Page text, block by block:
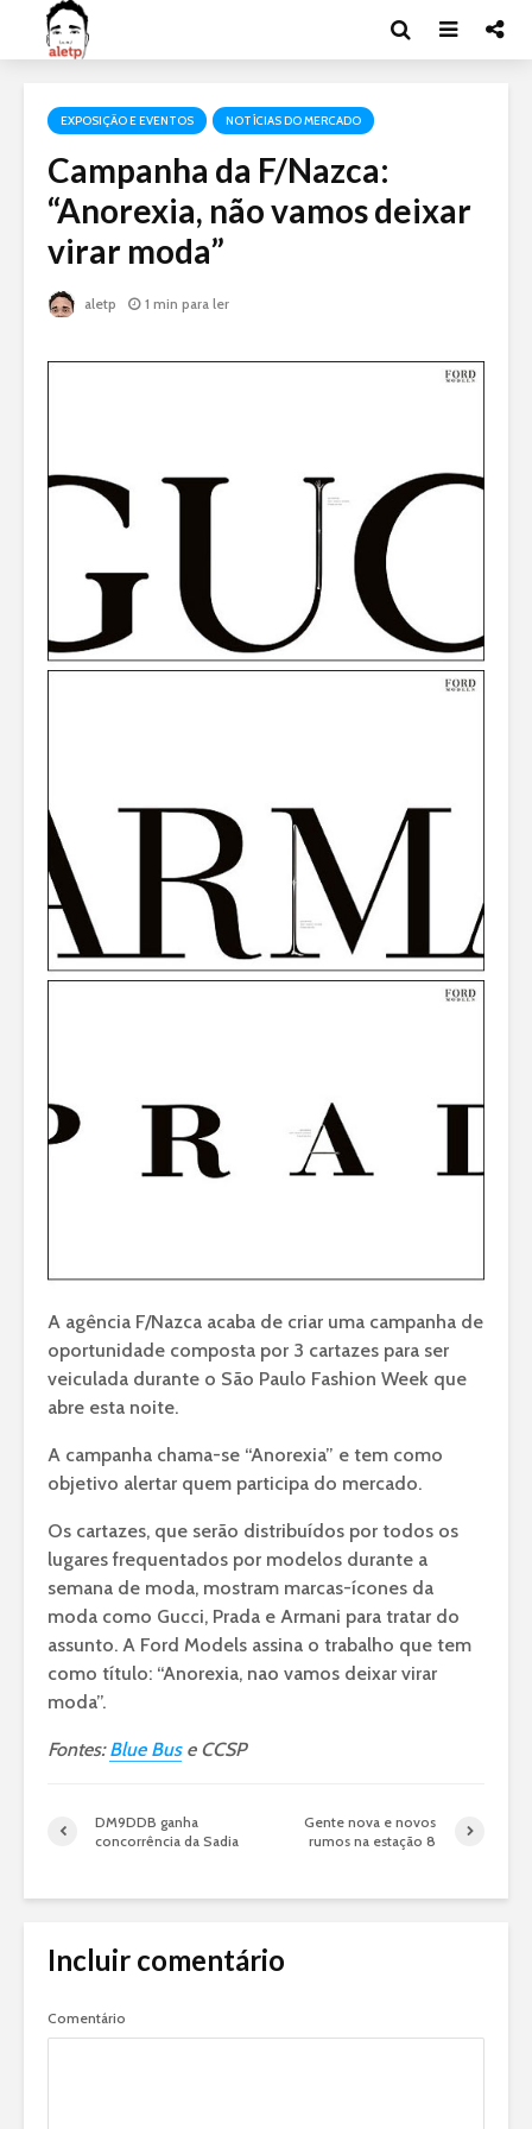
EXPOSIÇÃO E EVENTOS NOTÍCIAS DO MERCADO
Campanha da F/Nazca:
“Anorexia, não vamos deixar
virar moda”
aletp 1 min para ler
A agência F/Nazca acaba de criar uma campanha de
oportunidade composta por 3 cartazes para ser
veiculada durante o São Paulo Fashion Week que
abre esta noite.
A campanha chama-se “Anorexia” e tem como
objetivo alertar quem participa do mercado.
Os cartazes, que serão distribuídos por todos os
lugares frequentados por modelos durante a
semana de moda, mostram marcas-ícones da
moda como Gucci, Prada e Armani para tratar do
assunto. A Ford Models assina o trabalho que tem
como título: “Anorexia, nao vamos deixar virar
moda”.
Fontes:Blue Buse CCSP
DM9DDB ganha
concorrência da Sadia
Gente nova e novos
rumos na estação 8
Incluir comentário
Comentário